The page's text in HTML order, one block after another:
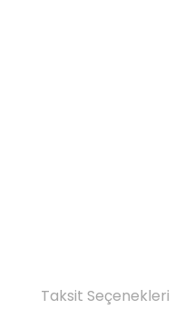
Taksit Seçenekleri